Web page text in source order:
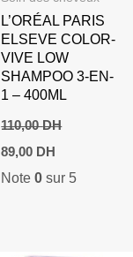
L’ORÉAL PARIS
ELSEVE COLOR-
VIVE LOW
SHAMPOO 3-EN-
1 – 400ML
110,00DH
Le
prix
initial
89,00 DH
actuel
Note0 sur 5